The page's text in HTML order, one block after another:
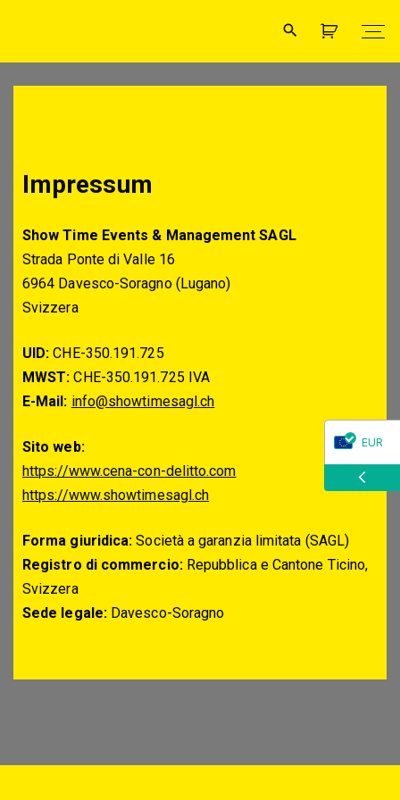
Impressum
Show Time Events & Management SAGL
Strada Ponte di Valle 16
6964 Davesco-Soragno (Lugano)
Svizzera
UID: CHE-350.191.725
MWST: CHE-350.191.725 IVA
E-Mail: info@showtimesagl.ch
Sito web:
https://www.cena-con-delitto.com
https://www.showtimesagl.ch
Forma giuridica: Società a garanzia limitata (SAGL)
Registro di commercio:Repubblica e Cantone Ticino,
Svizzera
Sede legale:Davesco-Soragno
EUR
CHF